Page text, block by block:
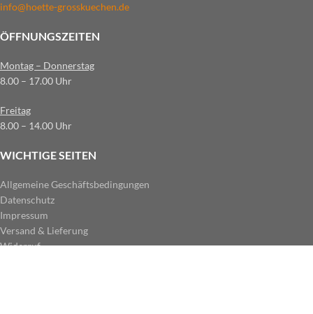
info@hoette-grosskuechen.de
ÖFFNUNGSZEITEN
Montag – Donnerstag
8.00 – 17.00 Uhr
Freitag
8.00 – 14.00 Uhr
WICHTIGE SEITEN
Allgemeine Geschäftsbedingungen
Datenschutz
Impressum
Versand & Lieferung
Widerruf